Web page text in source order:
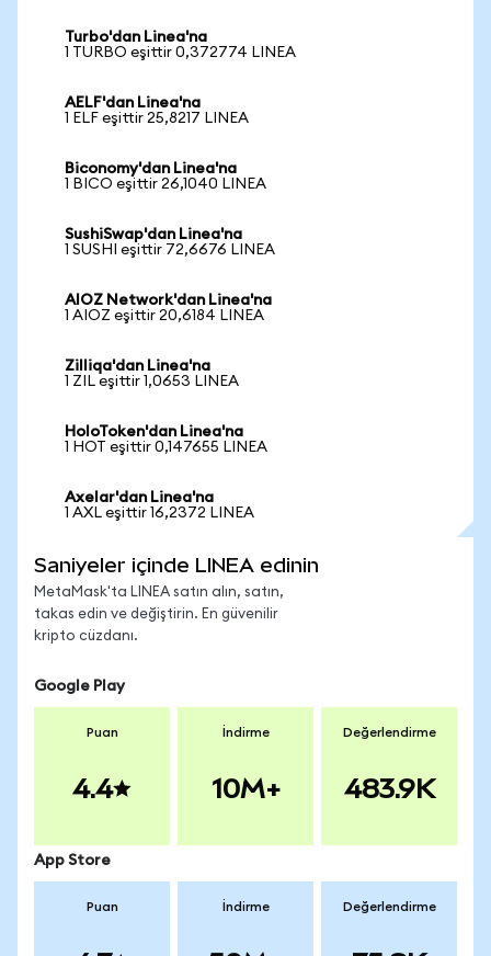
Turbo'dan Linea'na
1 TURBO eşittir 0,372774 LINEA
AELF'dan Linea'na
1 ELF eşittir 25,8217 LINEA
Biconomy'dan Linea'na
1 BICO eşittir 26,1040 LINEA
SushiSwap'dan Linea'na
1 SUSHI eşittir 72,6676 LINEA
AIOZ Network'dan Linea'na
1 AIOZ eşittir 20,6184 LINEA
Zilliqa'dan Linea'na
1 ZIL eşittir 1,0653 LINEA
HoloToken'dan Linea'na
1 HOT eşittir 0,147655 LINEA
Axelar'dan Linea'na
1 AXL eşittir 16,2372 LINEA
Saniyeler içinde LINEA edinin
MetaMask'ta LINEA satın alın, satın,
takas edin ve değiştirin. En güvenilir
kripto cüzdanı.
Google Play
Puan
4.4
İndirme
10M+
Değerlendirme
483.9K
App Store
Puan İndirme Değerlendirme